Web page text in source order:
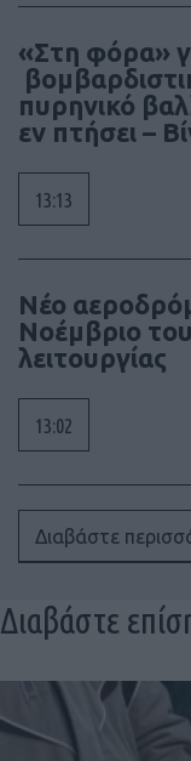
«Στη φόρα»
πυρηνικό
εν πτήσει –
13:13
Νέο
Νοέμβριο
λειτουργίας
13:02
Διαβάστε
Διαβάστε